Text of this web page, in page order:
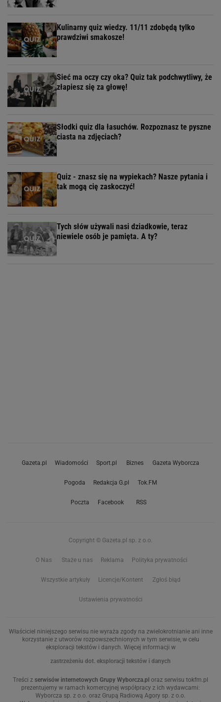
Kulinarny quiz wiedzy. 11/11 zdobędą tylko
prawdziwi smakosze!
Sieć ma oczy czy oka? Quiz tak podchwytliwy, że
złapiesz się za głowę!
Słodki quiz dla łasuchów. Rozpoznasz te pyszne
ciasta na zdjęciach?
Quiz - znasz się na wypiekach? Nasze pytania i
tak mogą cię zaskoczyć!
Tych słów używali nasi dziadkowie, teraz
niewiele osób je pamięta. A ty?
Gazeta.pl Wiadomości Sport.pl Biznes Gazeta Wyborcza
Pogoda Redakcja G.pl Tok.FM
Poczta Facebook RSS
Copyright © Gazeta.pl sp. z o.o.
O Nas Staże u nas Reklama Polityka prywatności
Wszystkie artykuły Licencje/Kontent Zgłoś błąd
Ustawienia prywatności
Właściciel niniejszego serwisu nie wyraża zgody na zwielokrotnianie ani inne
korzystanie z utworów rozpowszechnionych w tym serwisie, w celu
eksploracji tekstów i danych. Więcej informacji w
zastrzeżeniu dot. eksploracji tekstów i danych
Treści z serwisów internetowych Grupy Wyborcza.pl oraz serwisu tokfm.pl
prezentujemy w ramach komercyjnej współpracy z ich wydawcami:
Wyborcza sp. z o.o. oraz Grupą Radiową Agory sp. z o.o.